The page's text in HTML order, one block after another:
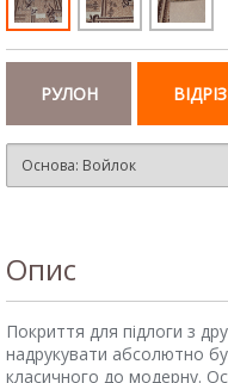
РУЛОН ВІДРІЗ
Опис
Покриття для підлоги з
надрукувати абсолютно
класичного до модерну.